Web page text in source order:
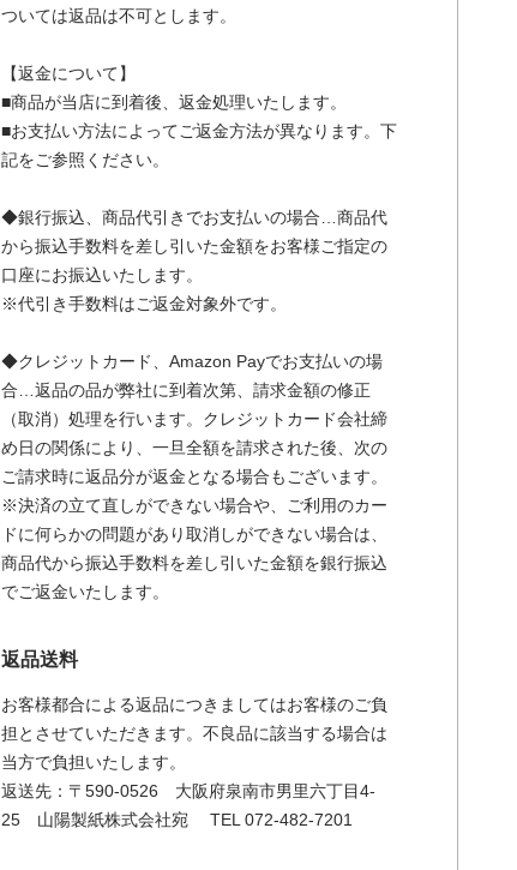
ついては返品は不可とします。
【返金について】
■商品が当店に到着後、返金処理いたします。
■お支払い方法によってご返金方法が異なります。下
記をご参照ください。
◆銀行振込、商品代引きでお支払いの場合…商品代
から振込手数料を差し引いた金額をお客様ご指定の
口座にお振込いたします。
※代引き手数料はご返金対象外です。
◆クレジットカード、Amazon Payでお支払いの場
合…返品の品が弊社に到着次第、請求金額の修正
（取消）処理を行います。クレジットカード会社締
め日の関係により、一旦全額を請求された後、次の
ご請求時に返品分が返金となる場合もございます。
※決済の立て直しができない場合や、ご利用のカー
ドに何らかの問題があり取消しができない場合は、
商品代から振込手数料を差し引いた金額を銀行振込
でご返金いたします。
返品送料
お客様都合による返品につきましてはお客様のご負
担とさせていただきます。不良品に該当する場合は
当方で負担いたします。
返送先：〒590-0526 大阪府泉南市男里六丁目4-
25 山陽製紙株式会社宛 TEL 072-482-7201